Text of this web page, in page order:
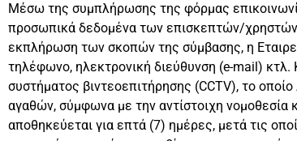
Μέσω της συμπλήρωσης της φόρμας
προσωπικά δεδομένα των επισκεπτών/
εκπλήρωση των σκοπών της σύμβασης, η
τηλέφωνο, ηλεκτρονική διεύθυνση (e-mail) κτλ.
συστήματος βιντεοεπιτήρησης (CCTV), το
αγαθών, σύμφωνα με την αντίστοιχη
αποθηκεύεται για επτά (7) ημέρες, μετά τις